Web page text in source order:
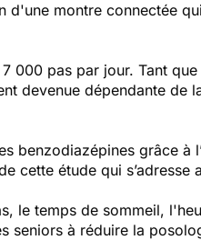
d'une montre connectée
000 pas par jour. Tant
devenue dépendante de
benzodiazépines grâce à
cette étude qui s’adresse
le temps de sommeil,
seniors à réduire la